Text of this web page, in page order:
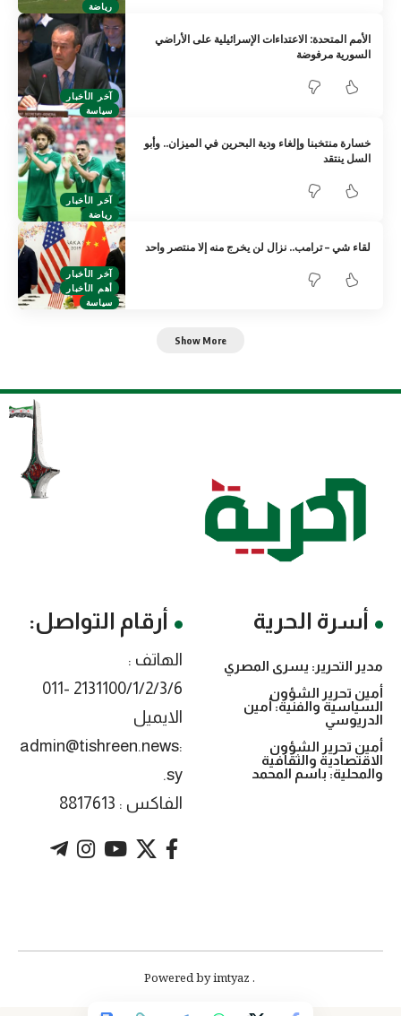
رياضة
آخر الأخبار
سياسة
الأمم المتحدة: الاعتداءات الإسرائيلية على الأراضي
السورية مرفوضة
آخر الأخبار
رياضة
خسارة منتخبنا وإلغاء ودية البحرين في الميزان.. وأبو
السل ينتقد
آخر الأخبار
أهم الأخبار
سياسة
لقاء شي – ترامب.. نزال لن يخرج منه إلا منتصر واحد
Show More
أسرة الحرية
مدير التحرير: يسرى المصري
أمين تحرير الشؤون
السياسية والفنية: أمين
الدريوسي
أمين تحرير الشؤون
الاقتصادية والثقافية
والمحلية: باسم المحمد
أرقام التواصل:
الهاتف :
2131100/1/2/3/6 -011
الايميل
:admin@tishreen.news
.sy
الفاكس : 8817613
. Powered by imtyaz